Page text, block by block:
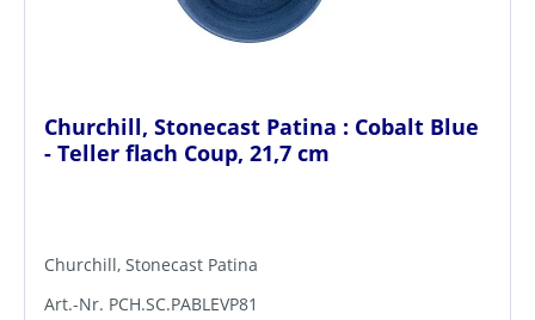
Churchill, Stonecast Patina : Cobalt Blue
- Teller flach Coup, 21,7 cm
Churchill, Stonecast Patina
Art.-Nr. PCH.SC.PABLEVP81